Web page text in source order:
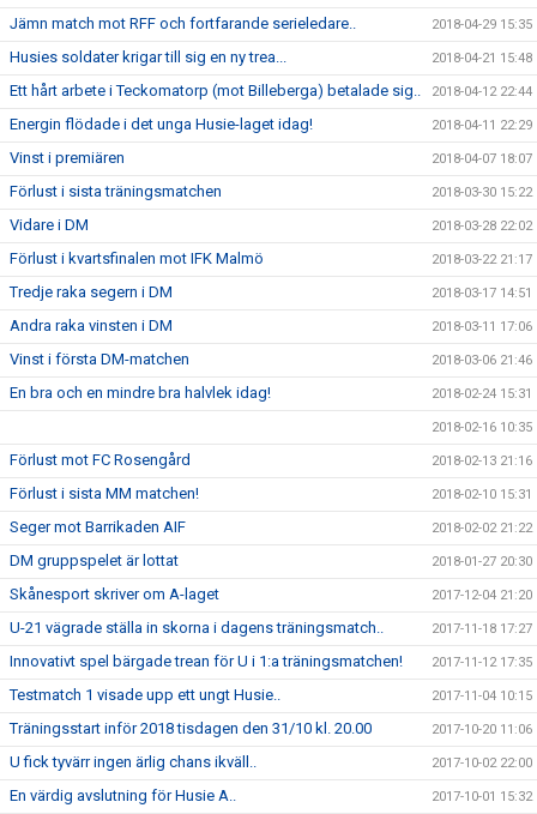
Jämn match mot RFF och fortfarande serieledare.. 2018-04-29 15:35
Husies soldater krigar till sig en ny trea... 2018-04-21 15:48
Ett hårt arbete i Teckomatorp (mot Billeberga) betalade sig.. 2018-04-12 22:44
Energin flödade i det unga Husie-laget idag! 2018-04-11 22:29
Vinst i premiären 2018-04-07 18:07
Förlust i sista träningsmatchen 2018-03-30 15:22
Vidare i DM 2018-03-28 22:02
Förlust i kvartsfinalen mot IFK Malmö 2018-03-22 21:17
Tredje raka segern i DM 2018-03-17 14:51
Andra raka vinsten i DM 2018-03-11 17:06
Vinst i första DM-matchen 2018-03-06 21:46
En bra och en mindre bra halvlek idag! 2018-02-24 15:31
2018-02-16 10:35
Förlust mot FC Rosengård 2018-02-13 21:16
Förlust i sista MM matchen! 2018-02-10 15:31
Seger mot Barrikaden AIF 2018-02-02 21:22
DM gruppspelet är lottat 2018-01-27 20:30
Skånesport skriver om A-laget 2017-12-04 21:20
U-21 vägrade ställa in skorna i dagens träningsmatch.. 2017-11-18 17:27
Innovativt spel bärgade trean för U i 1:a träningsmatchen! 2017-11-12 17:35
Testmatch 1 visade upp ett ungt Husie.. 2017-11-04 10:15
Träningsstart inför 2018 tisdagen den 31/10 kl. 20.00 2017-10-20 11:06
U fick tyvärr ingen ärlig chans ikväll.. 2017-10-02 22:00
En värdig avslutning för Husie A.. 2017-10-01 15:32